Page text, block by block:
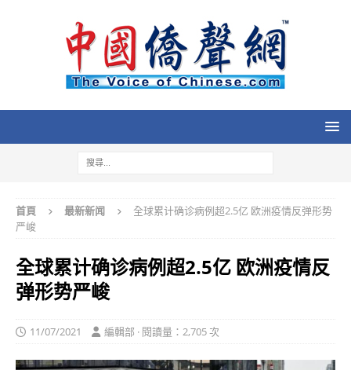
首頁 最新新闻
全球累计确诊病例超2.5亿 欧洲疫情反弹形势
严峻
全球累计确诊病例超2.5亿 欧洲疫情反
弹形势严峻
11/07/2021 編輯部 · 閱讀量：2,705 次